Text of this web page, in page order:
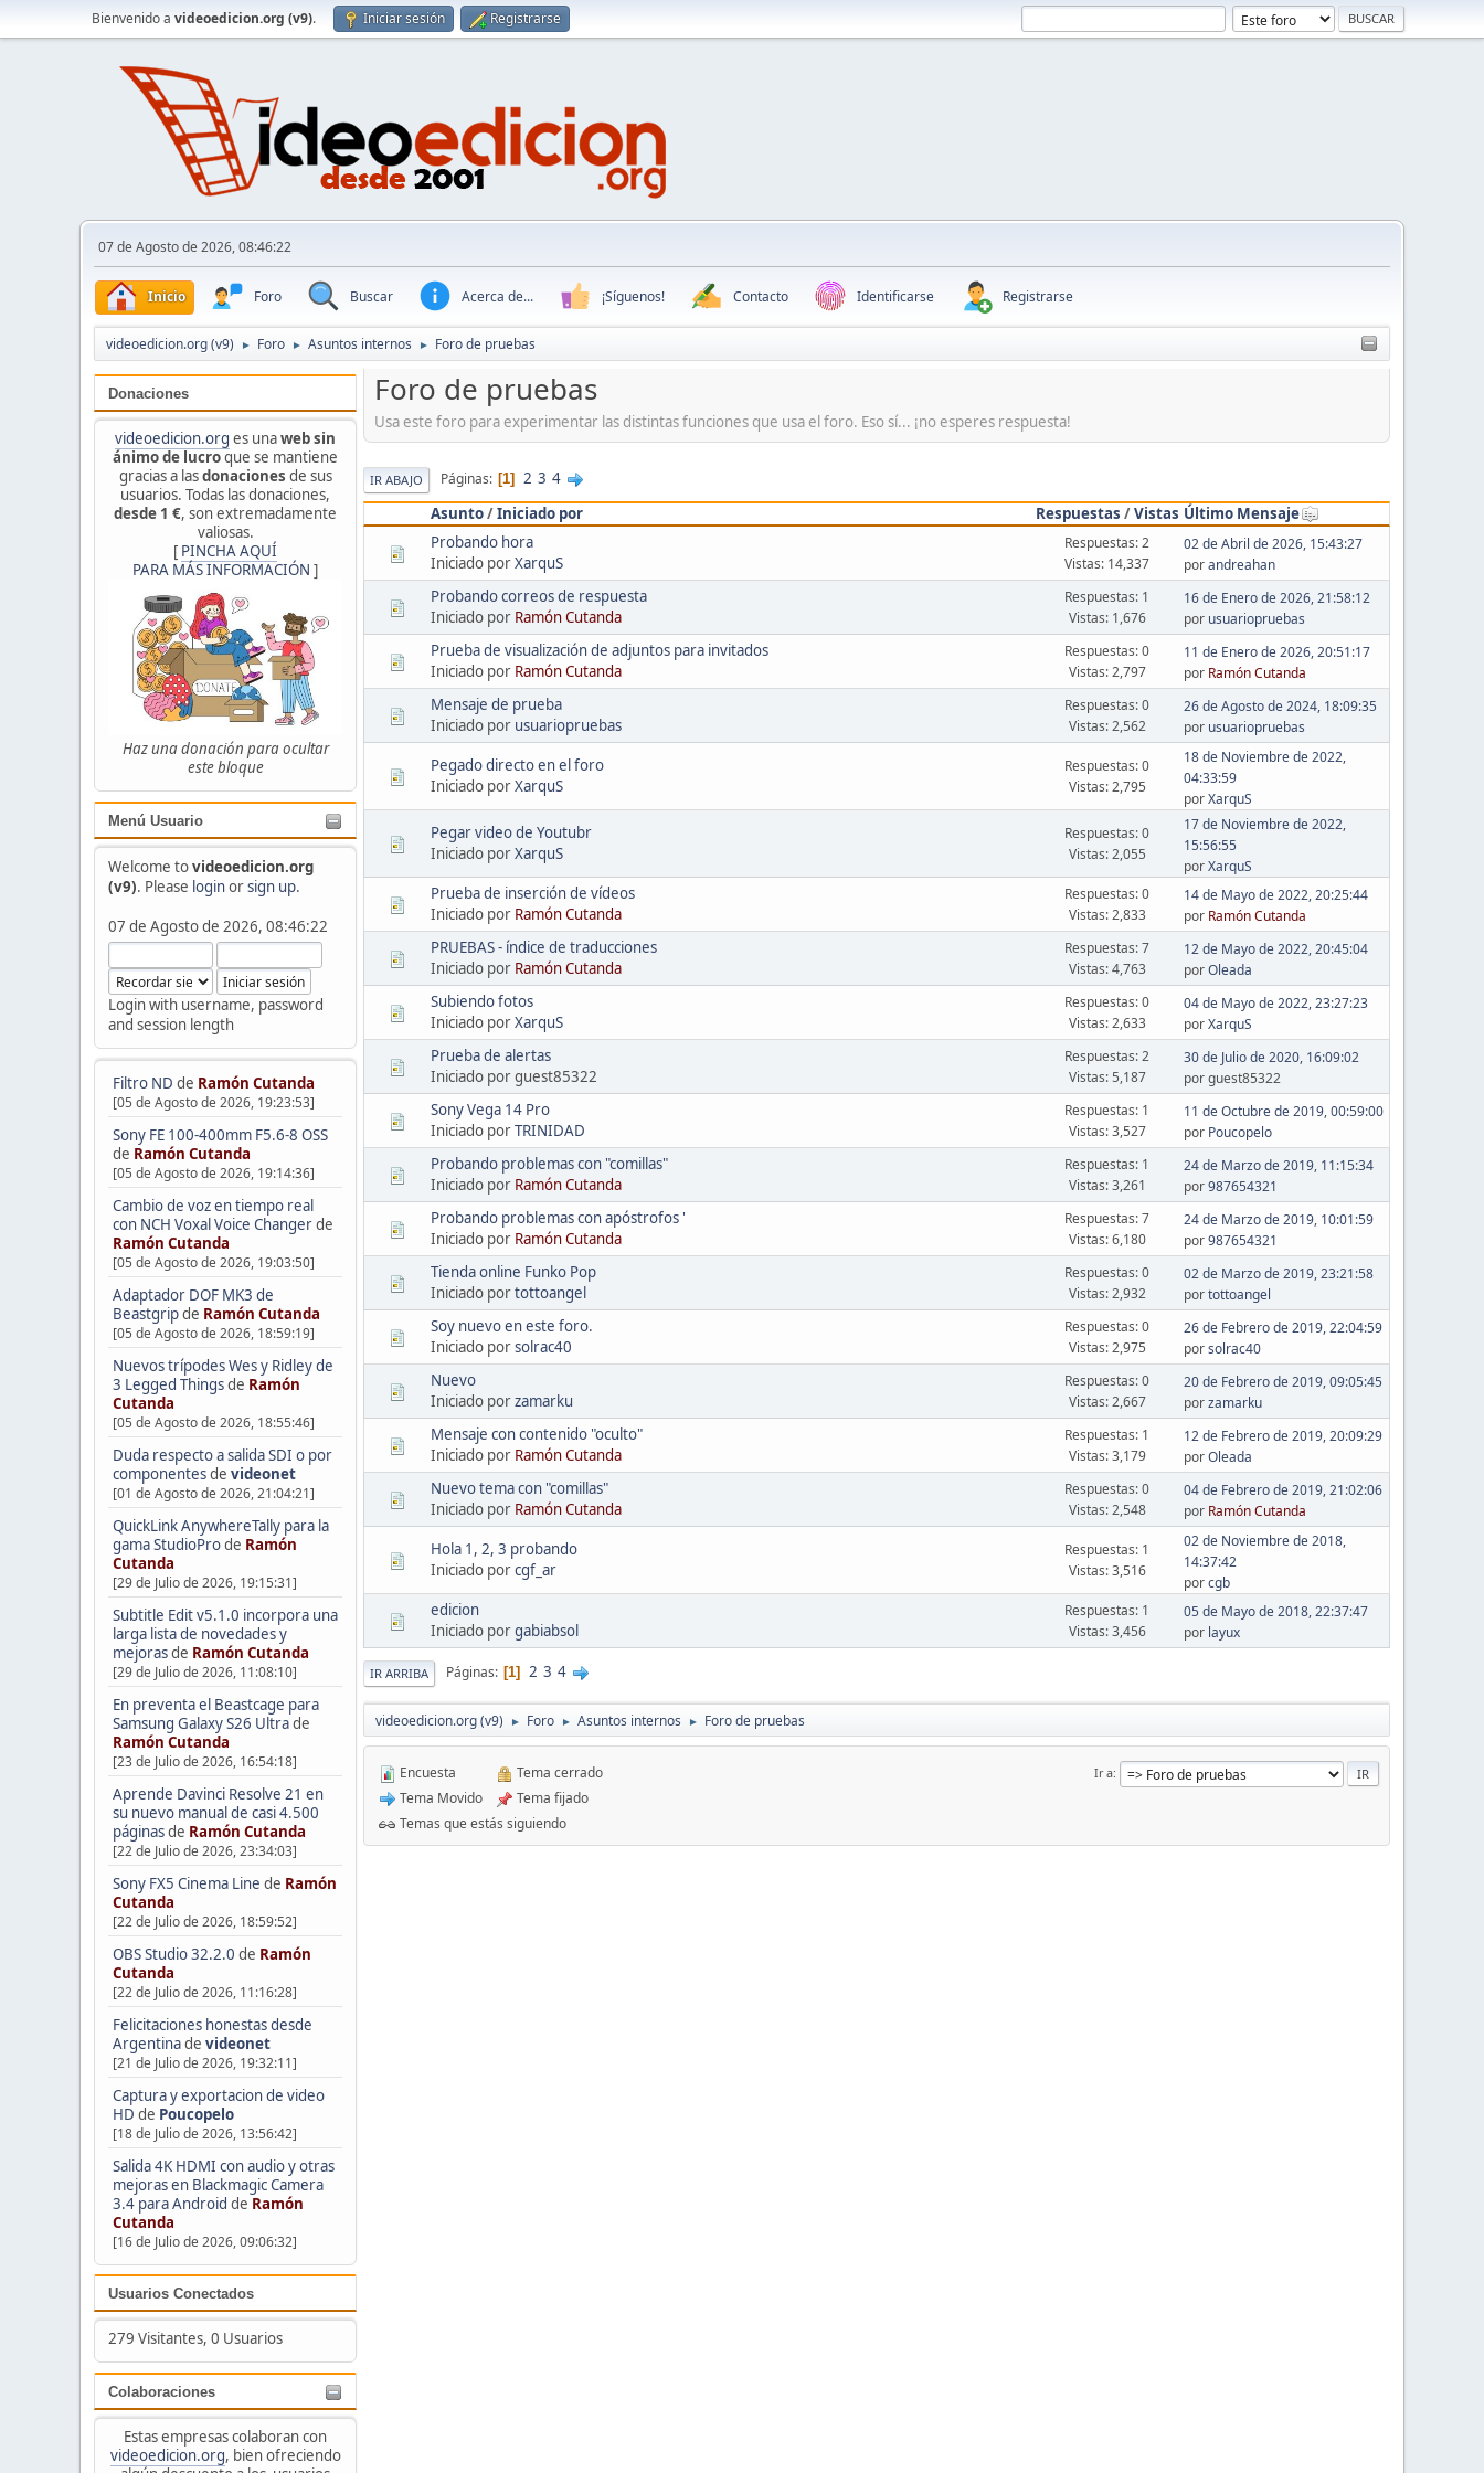
Bienvenido a videoedicion.org (v9). Iniciar sesión Registrarse
07 de Agosto de 2026, 08:46:22
Inicio Foro Buscar Acerca de... ¡Síguenos! Contacto Identificarse Registrarse
videoedicion.org (v9) ► Foro ► Asuntos internos ► Foro de pruebas
Donaciones
videoedicion.org es unaweb sin
ánimo de lucroque se mantiene
gracias a lasdonaciones de sus
usuarios. Todas las donaciones,
desde 1 €, son extremadamente
valiosas.
[ PINCHA AQUÍ
PARA MÁS INFORMACIÓN ]
Haz una donación para ocultar
este bloque
Menú Usuario
Welcome tovideoedicion.org
(v9). Please loginorsign up.
07 de Agosto de 2026, 08:46:22
Login with username, password
and session length
Filtro ND de Ramón Cutanda
[05 de Agosto de 2026, 19:23:53]
Sony FE 100-400mm F5.6-8 OSS
de Ramón Cutanda
[05 de Agosto de 2026, 19:14:36]
Cambio de voz en tiempo real
con NCH Voxal Voice Changerde
Ramón Cutanda
[05 de Agosto de 2026, 19:03:50]
Adaptador DOF MK3 de
Beastgripde Ramón Cutanda
[05 de Agosto de 2026, 18:59:19]
Nuevos trípodes Wes y Ridley de
3 Legged Thingsde Ramón
Cutanda
[05 de Agosto de 2026, 18:55:46]
Duda respecto a salida SDI o por
componentesde videonet
[01 de Agosto de 2026, 21:04:21]
QuickLink AnywhereTally para la
gama StudioProde Ramón
Cutanda
[29 de Julio de 2026, 19:15:31]
Subtitle Edit v5.1.0 incorpora una
larga lista de novedades y
mejorasde Ramón Cutanda
[29 de Julio de 2026, 11:08:10]
En preventa el Beastcage para
Samsung Galaxy S26 Ultrade
Ramón Cutanda
[23 de Julio de 2026, 16:54:18]
Aprende Davinci Resolve 21 en
su nuevo manual de casi 4.500
páginasde Ramón Cutanda
[22 de Julio de 2026, 23:34:03]
Sony FX5 Cinema Line de Ramón
Cutanda
[22 de Julio de 2026, 18:59:52]
OBS Studio 32.2.0 de Ramón
Cutanda
[22 de Julio de 2026, 11:16:28]
Felicitaciones honestas desde
Argentinade videonet
[21 de Julio de 2026, 19:32:11]
Captura y exportacion de video
HD de Poucopelo
[18 de Julio de 2026, 13:56:42]
Salida 4K HDMI con audio y otras
mejoras en Blackmagic Camera
3.4 para Android de Ramón
Cutanda
[16 de Julio de 2026, 09:06:32]
Usuarios Conectados
279 Visitantes, 0 Usuarios
Colaboraciones
Estas empresas colaboran con
videoedicion.org, bien ofreciendo
Foro de pruebas
Usa este foro para experimentar las distintas funciones que usa el foro. Eso sí... ¡no esperes respuesta!
IR ABAJO Páginas 1 2 3 4
Asunto/Iniciado por Respuestas /Vistas Último Mensaje
Probando hora
Iniciado porXarquS
Respuestas: 2
Vistas: 14,337
02 de Abril de 2026, 15:43:27
porandreahan
Probando correos de respuesta
Iniciado por Ramón Cutanda
Respuestas: 1
Vistas: 1,676
16 de Enero de 2026, 21:58:12
por usuariopruebas
Prueba de visualización de adjuntos para invitados
Iniciado por Ramón Cutanda
Respuestas: 0
Vistas: 2,797
11 de Enero de 2026, 20:51:17
por Ramón Cutanda
Mensaje de prueba
Iniciado por usuariopruebas
Respuestas: 0
Vistas: 2,562
26 de Agosto de 2024, 18:09:35
por usuariopruebas
Pegado directo en el foro
Iniciado porXarquS
Respuestas: 0
Vistas: 2,795
18 de Noviembre de 2022,
04:33:59
porXarquS
Pegar video de Youtubr
Iniciado porXarquS
Respuestas: 0
Vistas: 2,055
17 de Noviembre de 2022,
15:56:55
porXarquS
Prueba de inserción de vídeos
Iniciado por Ramón Cutanda
Respuestas: 0
Vistas: 2,833
14 de Mayo de 2022, 20:25:44
por Ramón Cutanda
PRUEBAS - índice de traducciones
Iniciado por Ramón Cutanda
Respuestas: 7
Vistas: 4,763
12 de Mayo de 2022, 20:45:04
porOleada
Subiendo fotos
Iniciado porXarquS
Respuestas: 0
Vistas: 2,633
04 de Mayo de 2022, 23:27:23
porXarquS
Prueba de alertas
Iniciado por guest85322
Respuestas: 2
Vistas: 5,187
30 de Julio de 2020, 16:09:02
por guest85322
Sony Vega 14 Pro
Iniciado porTRINIDAD
Respuestas: 1
Vistas: 3,527
11 de Octubre de 2019, 00:59:00
por Poucopelo
Probando problemas con "comillas"
Iniciado por Ramón Cutanda
Respuestas: 1
Vistas: 3,261
24 de Marzo de 2019, 11:15:34
por987654321
Probando problemas con apóstrofos '
Iniciado por Ramón Cutanda
Respuestas: 7
Vistas: 6,180
24 de Marzo de 2019, 10:01:59
por987654321
Tienda online Funko Pop
Iniciado portottoangel
Respuestas: 0
Vistas: 2,932
02 de Marzo de 2019, 23:21:58
portottoangel
Soy nuevo en este foro.
Iniciado porsolrac40
Respuestas: 0
Vistas: 2,975
26 de Febrero de 2019, 22:04:59
porsolrac40
Nuevo
Iniciado porzamarku
Respuestas: 0
Vistas: 2,667
20 de Febrero de 2019, 09:05:45
porzamarku
Mensaje con contenido "oculto"
Iniciado por Ramón Cutanda
Respuestas: 1
Vistas: 3,179
12 de Febrero de 2019, 20:09:29
porOleada
Nuevo tema con "comillas"
Iniciado por Ramón Cutanda
Respuestas: 0
Vistas: 2,548
04 de Febrero de 2019, 21:02:06
por Ramón Cutanda
Hola 1, 2, 3 probando
Iniciado porcgf_ar
Respuestas: 1
Vistas: 3,516
02 de Noviembre de 2018,
14:37:42
porcgb
edicion
Iniciado porgabiabsol
Respuestas: 1
Vistas: 3,456
05 de Mayo de 2018, 22:37:47
por layux
IR ARRIBA Páginas 1 2 3 4
videoedicion.org (v9) ► Foro ► Asuntos internos ► Foro de pruebas
Ir a
Encuesta
Tema Movido
Tema cerrado
Tema fijado
Temas que estás siguiendo